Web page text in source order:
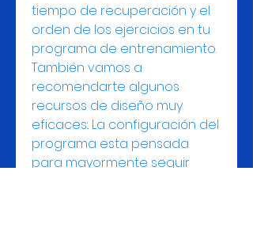
tiempo de recuperación y el
orden de los ejercicios en tu
programa de entrenamiento.
También vamos a
recomendarte algunos
recursos de diseño muy
eficaces:. La configuración del
programa esta pensada
para mayormente seguir